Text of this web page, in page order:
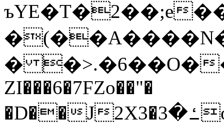
ъYE�T�2��;e
� �>.�6��O�
ZI���6�7FZo��"�
�D��J2X3�ߑ�3o�|aak�q�@����]�K���w���r;�